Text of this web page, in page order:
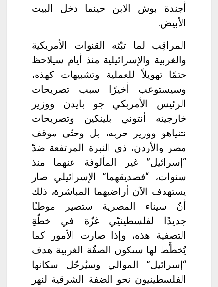
أجندة بوش الابن حينما دخل البيت
الأبيض.
المراقِب لما تبّثه القنوات الأمريكية
والغربية والإسرائيلية منذ أيام سيلاحظ
حتمًا تهويلاً للعملية وتشبيهات كهذه،
وسيستوعب أخيرًا سبب تصريحات
الرئيس الأمريكي جو بايدن ووزير
خارجيته أنتوني بلينكين وتصريحات
نتنياهو ووزير حربه، بل وحتّى موقف
مصر والأردن، ذي النبرة المرتفعة ضدّ
“إسرائيل” غير المألوفة عنهما منذ
سنوات، “فصديقهما” الإسرائيلي صار
يستهدف الآن أراضيهما المباشرة، ذلك
أنّ سيناء المصرية ستصير موطنًا
جديدًا لفلسطينيّي غزّة في خطّةِ
التصفية هذه، وإذا صارت الأمور كما
يُخطَّط لها ستكون الضفّة الغربية هدف
“إسرائيل” الموالي وسيُرحّل سكانها
الفلسطينيون نحو الضفة الشرقية لنهر